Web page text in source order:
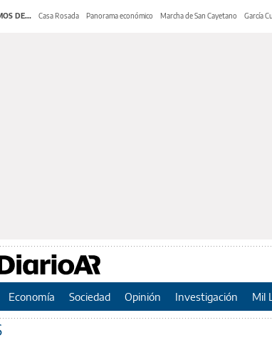
DE... Casa Rosada Panorama económico Marcha de San Cayetano García
Economía Sociedad Opinión Investigación Mil